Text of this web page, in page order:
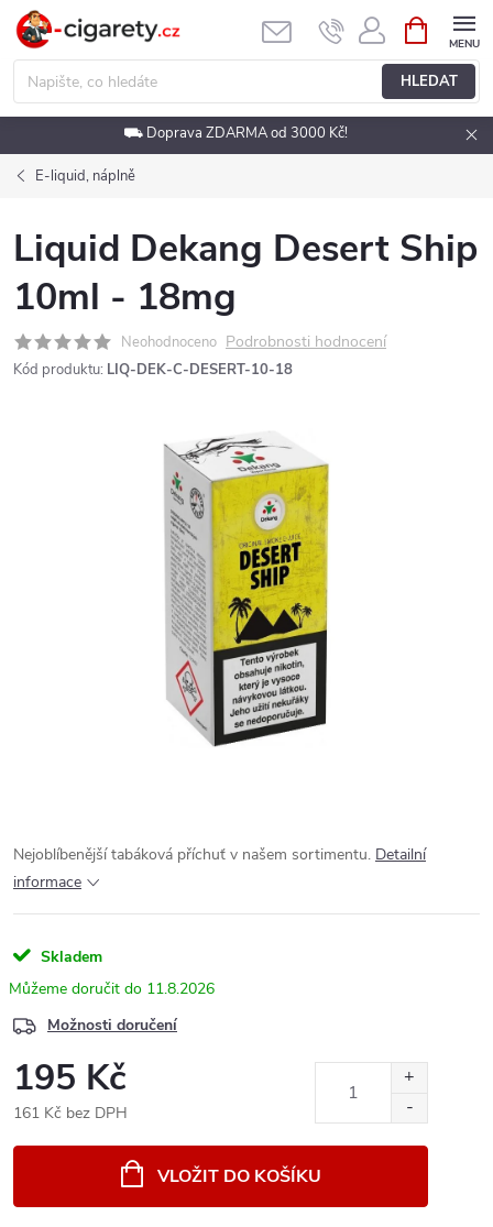
Přejít
obsah
HLEDAT
NÁKUPNÍ
KOŠÍK
⛟ Doprava ZDARMA od 3000 Kč!
E-liquid, náplně
Liquid Dekang Desert Ship
10ml - 18mg
Neohodnoceno Podrobnosti hodnocení
Kód produktu: LIQ-DEK-C-DESERT-10-18
Nejoblíbenější tabáková příchuť v našem sortimentu. Detailní
informace
Skladem
11.8.2026
Možnosti doručení
195 Kč
161 Kč bez DPH
VLOŽIT DO KOŠÍKU